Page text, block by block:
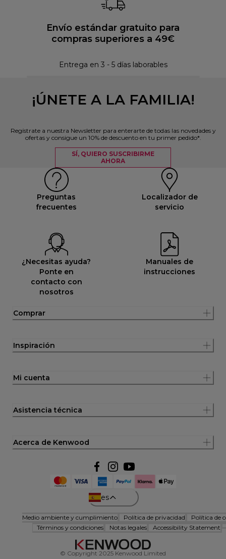
Envío estándar gratuito para
compras superiores a 49€
Entrega en 3 - 5 días laborables
¡ÚNETE A LA FAMILIA!
Regístrate a nuestra Newsletter para enterarte de todas las novedades y
ofertas y consigue un 10% de descuento en tu primer pedido*.
SÍ, QUIERO SUSCRIBIRME
AHORA
Preguntas
frecuentes
Localizador de
servicio
¿Necesitas ayuda?
Ponte en
contacto con
nosotros
Manuales de
instrucciones
Comprar
Inspiración
Mi cuenta
Asistencia técnica
Acerca de Kenwood
es
Medio ambiente y cumplimiento Política de privacidad
Política de
Términos y condiciones
Notas legales Accessibility Statement
© Copyright 2025 Kenwood Limited